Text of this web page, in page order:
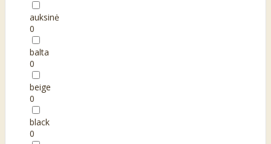
auksinė
0
balta
0
beige
0
black
0